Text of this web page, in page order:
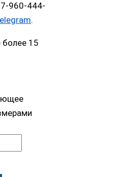
960-444-
.
более 15